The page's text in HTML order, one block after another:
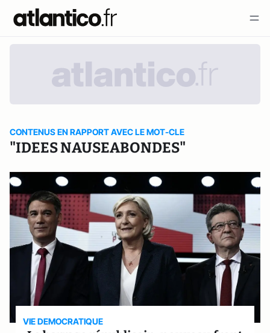
CONTENUS EN RAPPORT AVEC LE MOT-CLE
"IDEES NAUSEABONDES"
VIE DEMOCRATIQUE